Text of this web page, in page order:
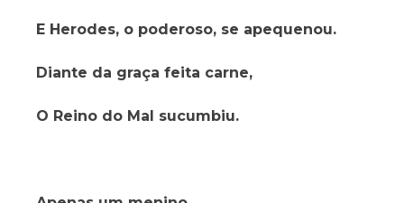
E Herodes, o poderoso, se apequenou.
Diante da graça feita carne,
O Reino do Mal sucumbiu.